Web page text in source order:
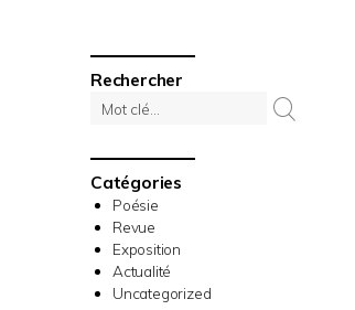
Rechercher
Catégories
Poésie
Revue
Exposition
Actualité
Uncategorized